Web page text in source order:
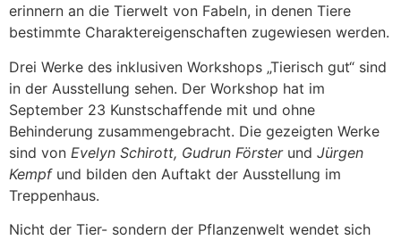
erinnern an die Tierwelt von Fabeln, in denen Tiere
bestimmte Charaktereigenschaften zugewiesen werden.
Drei Werke des inklusiven Workshops „Tierisch gut“ sind
in der Ausstellung sehen. Der Workshop hat im
September 23 Kunstschaffende mit und ohne
Behinderung zusammengebracht. Die gezeigten Werke
sind von Evelyn Schirott, Gudrun Försterund Jürgen
Kempfund bilden den Auftakt der Ausstellung im
Treppenhaus.
Nicht der Tier- sondern der Pflanzenwelt wendet sich